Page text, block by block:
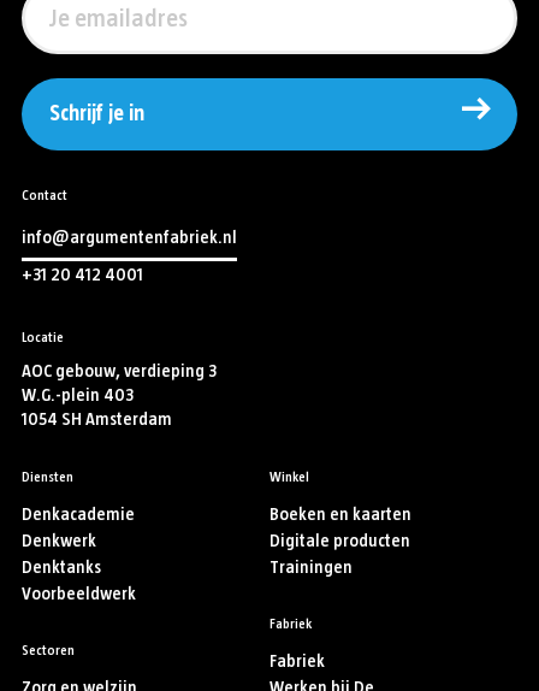
Schrijf je in
Contact
info@argumentenfabriek.nl
+31 20 412 4001
Locatie
AOC gebouw, verdieping 3
W.G.-plein 403
1054 SH Amsterdam
Diensten
Denkacademie
Denkwerk
Denktanks
Voorbeeldwerk
Sectoren
Winkel
Boeken en kaarten
Digitale producten
Trainingen
Fabriek
Fabriek